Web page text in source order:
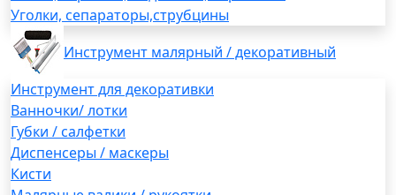
Уголки, сепараторы,струбцины
Инструмент малярный / декоративный
Инструмент для декоративки
Ванночки/ лотки
Губки / салфетки
Диспенсеры / маскеры
Кисти